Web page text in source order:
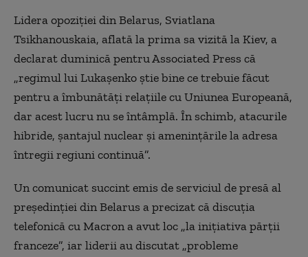
Lidera opoziției din Belarus, Sviatlana
Tsikhanouskaia, aflată la prima sa vizită la Kiev, a
declarat duminică pentru Associated Press că
„regimul lui Lukașenko știe bine ce trebuie făcut
pentru a îmbunătăți relațiile cu Uniunea Europeană,
dar acest lucru nu se întâmplă. În schimb, atacurile
hibride, șantajul nuclear și amenințările la adresa
întregii regiuni continuă”.
Un comunicat succint emis de serviciul de presă al
președinției din Belarus a precizat că discuția
telefonică cu Macron a avut loc „la inițiativa părții
franceze”, iar liderii au discutat „probleme